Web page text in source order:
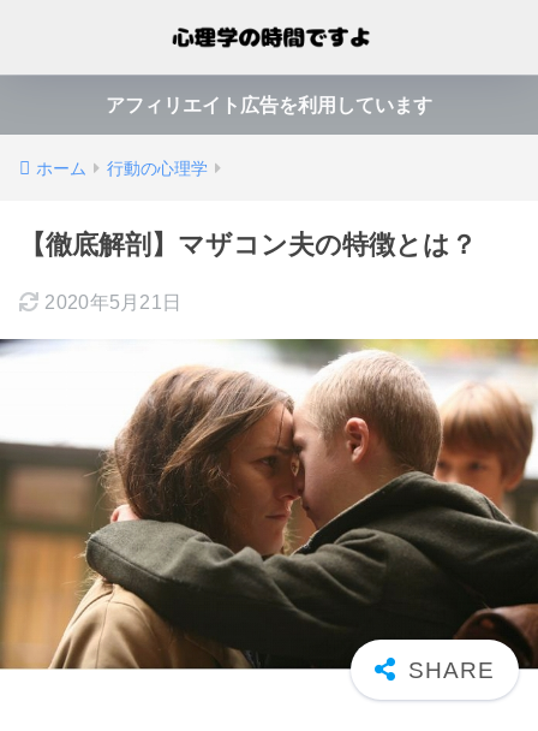
アフィリエイト広告を利用しています
ホーム 行動の心理学
【徹底解剖】マザコン夫の特徴とは？
2020年5月21日